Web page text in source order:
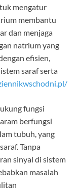
mengatur
membantu
dan menjaga
natrium yang
efisien,
saraf serta
fungsi
berfungsi
tubuh, yang
Tanpa
sinyal di sistem
masalah